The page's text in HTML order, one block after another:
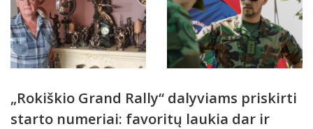
„Rokiškio Grand Rally“ dalyviams priskirti
starto numeriai: favoritų laukia dar ir